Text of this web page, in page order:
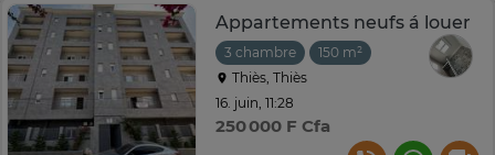
Appartements neufs á louer
3 chambre
150 m²
Thiès, Thiès
16. juin, 11:28
250 000 F Cfa